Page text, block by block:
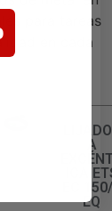
para tareas
en cada
A
ICA
EC
EQ